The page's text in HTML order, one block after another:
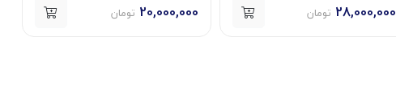
28,000,000 تومان 20,000,000 تومان